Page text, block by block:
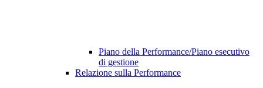
Piano della Performance/Piano esecutivo
di gestione
Relazione sulla Performance